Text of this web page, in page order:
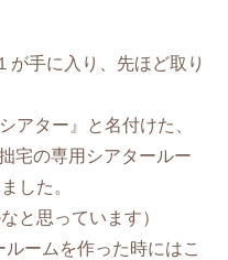
が手に入り、先ほど取り
アター』と名付けた、
宅の専用シアタールー
した。
と思っています）
ームを作った時にはこ